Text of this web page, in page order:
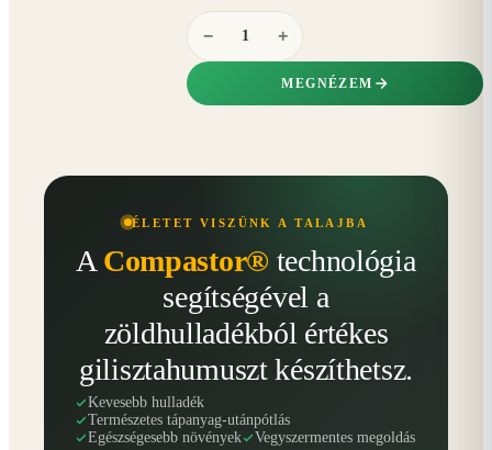
− +
MEGNÉZEM
ÉLETET VISZÜNK A TALAJBA
A Compastor® technológia
segítségével a
zöldhulladékból értékes
gilisztahumuszt készíthetsz.
Kevesebb hulladék
Természetes tápanyag-utánpótlás
Egészségesebb növények
Vegyszermentes megoldás